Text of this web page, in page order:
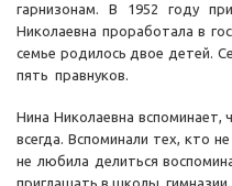
гарнизонам. В 1952 году
Николаевна проработала в
семье родилось двое детей.
пять правнуков.
Нина Николаевна
всегда. Вспоминали тех, кто
не любила делиться
приглашать в школы,